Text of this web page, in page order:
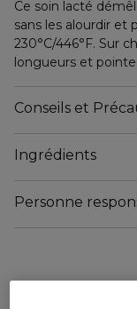
Ce soin lacté
sans les alourdir et
230°C/446°F. Sur
longueurs et
contact avec les
abondamment. 0%
**Formule végane,
animale.
Conseils et
Ingrédients
Personne